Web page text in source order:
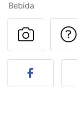
Bebida
Fez